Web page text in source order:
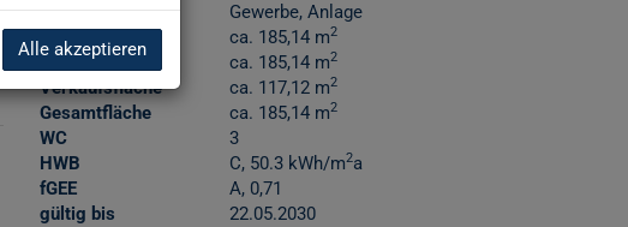
Nutzungsart
Gewerbe Anlage
Fläche
ca. 185,14 m2
Nutzfläche ca. 185,14 m2
Verkaufsfläche ca. 117,12 m2
Gesamtfläche ca. 185,14 m2
WC
3
HWB
C, 50.3 kWh/m2a
fGEE
A, 0,71
gültig bis
22.05.2030
Alle akzeptieren